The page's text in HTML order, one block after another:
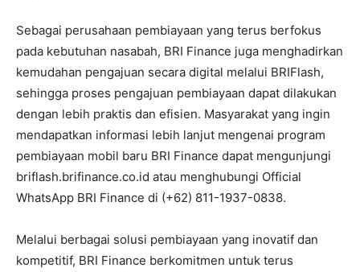
Sebagai perusahaan pembiayaan yang terus berfokus
pada kebutuhan nasabah, BRI Finance juga menghadirkan
kemudahan pengajuan secara digital melalui BRIFlash,
sehingga proses pengajuan pembiayaan dapat dilakukan
dengan lebih praktis dan efisien. Masyarakat yang ingin
mendapatkan informasi lebih lanjut mengenai program
pembiayaan mobil baru BRI Finance dapat mengunjungi
briflash.brifinance.co.id atau menghubungi Official
WhatsApp BRI Finance di (+62) 811-1937-0838.
Melalui berbagai solusi pembiayaan yang inovatif dan
kompetitif, BRI Finance berkomitmen untuk terus